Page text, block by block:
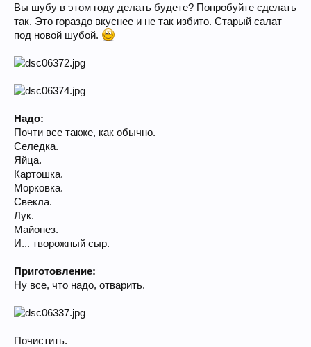
Вы шубу в этом году делать будете? Попробуйте сделать
так. Это гораздо вкуснее и не так избито. Старый салат
под новой шубой.
Надо:
Почти все также, как обычно.
Селедка.
Яйца.
Картошка.
Морковка.
Свекла.
Лук.
Майонез.
И... творожный сыр.
Приготовление:
Ну все, что надо, отварить.
Почистить.